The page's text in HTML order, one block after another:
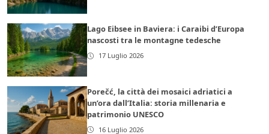
Lago Eibsee in Baviera: i Caraibi d’Europa
nascosti tra le montagne tedesche
17 Luglio 2026
Porečć, la città dei mosaici adriatici a
un’ora dall’Italia: storia millenaria e
patrimonio UNESCO
16 Luglio 2026